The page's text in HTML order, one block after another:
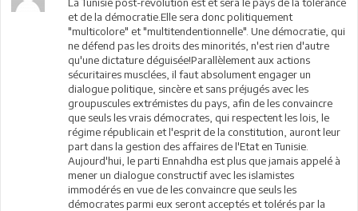
et de la démocratie.Elle sera donc politiquement
"multicolore" et "multitendentionnelle". Une démocratie, qui
ne défend pas les droits des minorités, n'est rien d'autre
qu'une dictature déguisée!Parallèlement aux actions
sécuritaires musclées, il faut absolument engager un
dialogue politique, sincère et sans préjugés avec les
groupuscules extrémistes du pays, afin de les convaincre
que seuls les vrais démocrates, qui respectent les lois, le
régime républicain et l'esprit de la constitution, auront leur
part dans la gestion des affaires de l'Etat en Tunisie.
Aujourd'hui, le parti Ennahdha est plus que jamais appelé à
mener un dialogue constructif avec les islamistes
immodérés en vue de les convaincre que seuls les
démocrates parmi eux seront acceptés et tolérés par la